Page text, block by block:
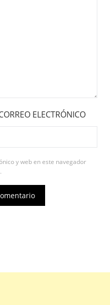
ELECTRÓNICO
y web en este navegador